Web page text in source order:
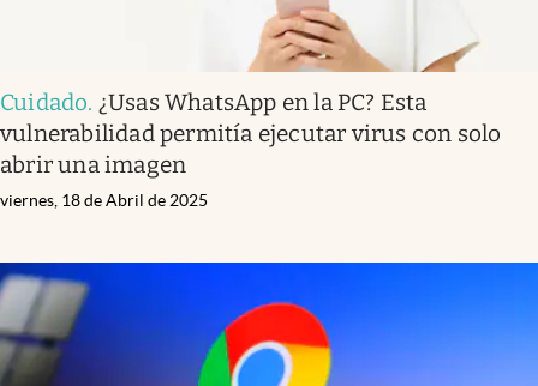
Cuidado. ¿Usas WhatsApp en la PC? Esta
vulnerabilidad permitía ejecutar virus con solo
abrir una imagen
viernes, 18 de Abril de 2025